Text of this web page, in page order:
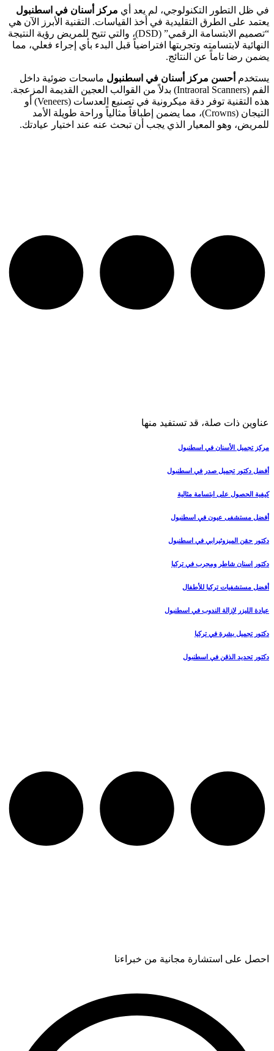
في ظل التطور التكنولوجي، لم يعد أي مركز أسنان في اسطنبول
يعتمد على الطرق التقليدية في أخذ القياسات. التقنية الأبرز الآن هي
“تصميم الابتسامة الرقمي” (DSD)، والتي تتيح للمريض رؤية النتيجة
النهائية لابتسامته وتجربتها افتراضياً قبل البدء بأي إجراء فعلي، مما
يضمن رضا تاماً عن النتائج.
يستخدم أحسن مركز أسنان في اسطنبول ماسحات ضوئية داخل
الفم (Intraoral Scanners) بدلاً من القوالب العجين القديمة المزعجة.
هذه التقنية توفر دقة ميكرونية في تصنيع العدسات (Veneers) أو
التيجان (Crowns)، مما يضمن إطباقاً مثالياً وراحة طويلة الأمد
للمريض، وهو المعيار الذي يجب أن تبحث عنه عند اختيار عيادتك.
عناوين ذات صلة، قد تستفيد منها
مركز تجميل الأسنان في اسطنبول
أفضل دكتور تجميل صدر في اسطنبول
كيفية الحصول على ابتسامة مثالية
أفضل مستشفى عيون في اسطنبول
دكتور حقن الميزوثيرابي في اسطنبول
دكتور اسنان شاطر ومجرب في تركيا
أفضل مستشفيات تركيا للأطفال
عيادة الليزر لإزالة الندوب في اسطنبول
دكتور تجميل بشرة في تركيا
دكتور تحديد الذقن في اسطنبول
احصل على استشارة مجانية من خبراءنا